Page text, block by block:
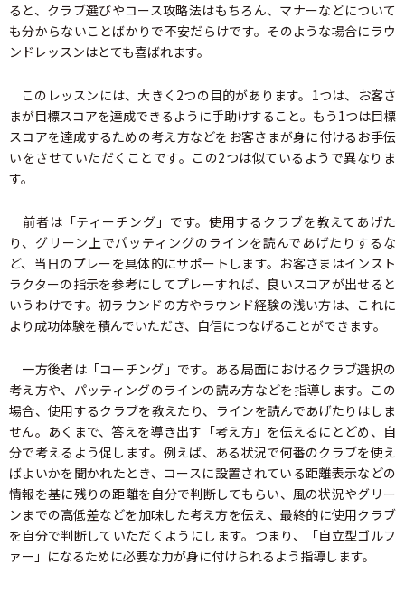
ると、クラブ選びやコース攻略法はもちろん、マナーなどについて
も分からないことばかりで不安だらけです。そのような場合にラウ
ンドレッスンはとても喜ばれます。
このレッスンには、大きく2つの目的があります。1つは、お客さ
まが目標スコアを達成できるように手助けすること。もう1つは目標
スコアを達成するための考え方などをお客さまが身に付けるお手伝
いをさせていただくことです。この2つは似ているようで異なりま
す。
前者は「ティーチング」です。使用するクラブを教えてあげた
り、グリーン上でパッティングのラインを読んであげたりするな
ど、当日のプレーを具体的にサポートします。お客さまはインスト
ラクターの指示を参考にしてプレーすれば、良いスコアが出せると
いうわけです。初ラウンドの方やラウンド経験の浅い方は、これに
より成功体験を積んでいただき、自信につなげることができます。
一方後者は「コーチング」です。ある局面におけるクラブ選択の
考え方や、パッティングのラインの読み方などを指導します。この
場合、使用するクラブを教えたり、ラインを読んであげたりはしま
せん。あくまで、答えを導き出す「考え方」を伝えるにとどめ、自
分で考えるよう促します。例えば、ある状況で何番のクラブを使え
ばよいかを聞かれたとき、コースに設置されている距離表示などの
情報を基に残りの距離を自分で判断してもらい、風の状況やグリー
ンまでの高低差などを加味した考え方を伝え、最終的に使用クラブ
を自分で判断していただくようにします。つまり、「自立型ゴルフ
ァー」になるために必要な力が身に付けられるよう指導します。